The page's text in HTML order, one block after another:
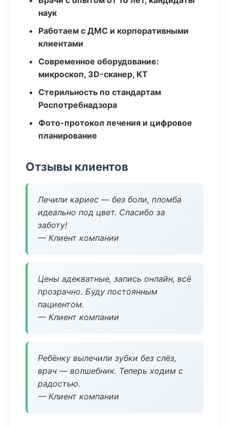
наук
Работаем с ДМС и корпоративными
клиентами
Современное оборудование:
микроскоп, 3D-сканер, КТ
Стерильность по стандартам
Роспотребнадзора
Фото-протокол лечения и цифровое
планирование
Отзывы клиентов
Лечили кариес — без боли, пломба
идеально под цвет. Спасибо за
заботу!
— Клиент компании
Цены адекватные, запись онлайн, всё
прозрачно. Буду постоянным
пациентом.
— Клиент компании
Ребёнку вылечили зубки без слёз,
врач — волшебник. Теперь ходим с
радостью.
— Клиент компании